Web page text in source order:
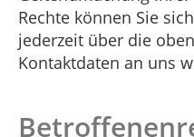
Rechte können Sie
jederzeit über die
Kontaktdaten an uns